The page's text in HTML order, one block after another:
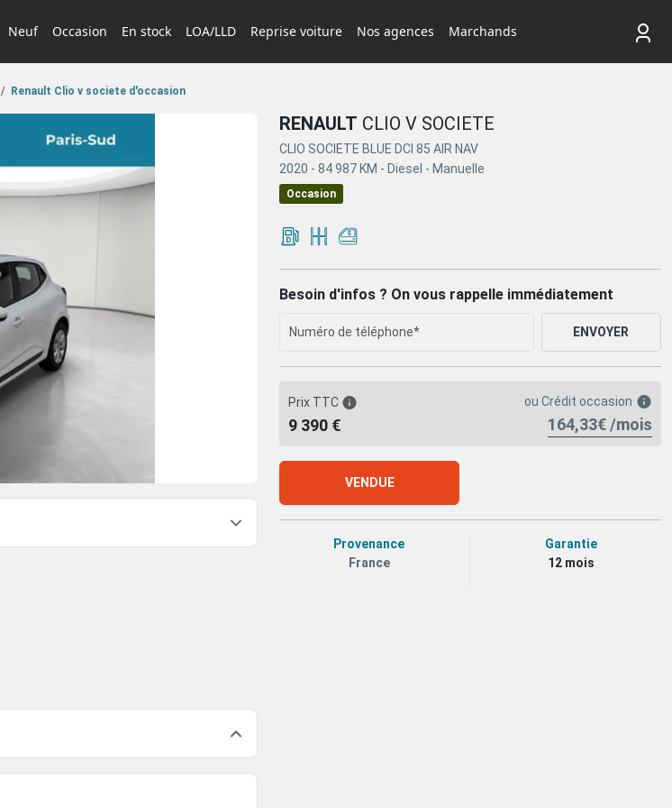
Neuf Occasion En stock LOA/LLD Reprise voiture Nos agences Marchands
/ Renault Clio v societe d'occasion
RENAULT CLIO V SOCIETE
CLIO SOCIETE BLUE DCI 85 AIR NAV
2020 - 84 987 KM - Diesel - Manuelle
Occasion
Besoin d'infos ? On vous rappelle immédiatement
ENVOYER
Prix TTC
9 390 €
ou Crédit occasion
164,33€ /mois
VENDUE
Provenance
France
Garantie
12 mois